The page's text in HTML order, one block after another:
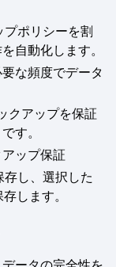
ポリシーを割
自動化します。
な頻度でデータ
クアップを保証
す。
ップ保証
し、選択した
します。